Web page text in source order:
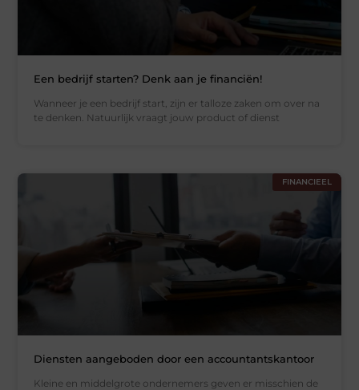
Een bedrijf starten? Denk aan je financiën!
Wanneer je een bedrijf start, zijn er talloze zaken om over na
te denken. Natuurlijk vraagt jouw product of dienst
FINANCIEEL
Diensten aangeboden door een accountantskantoor
Kleine en middelgrote ondernemers geven er misschien de